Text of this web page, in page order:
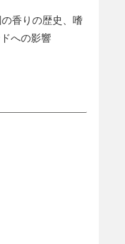
香りの歴史、嗜
への影響